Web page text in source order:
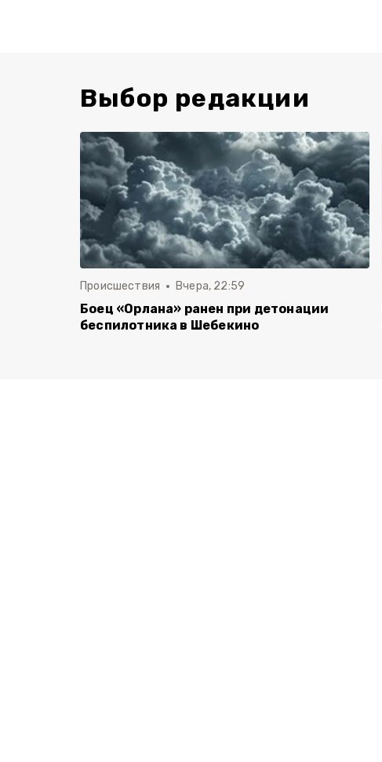
Выбор редакции
Происшествия Вчера, 22:59
Боец «Орлана» ранен при детонации
беспилотника в Шебекино